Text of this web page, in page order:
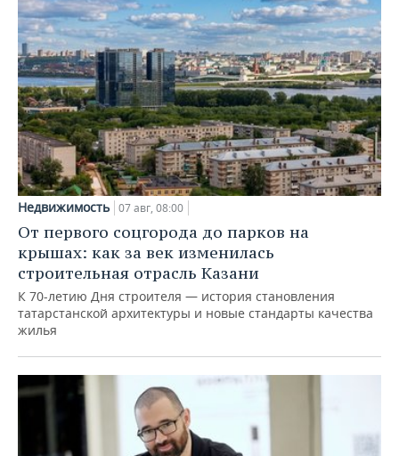
Недвижимость 07 авг, 08:00
От первого соцгорода до парков на
крышах: как за век изменилась
строительная отрасль Казани
К 70-летию Дня строителя — история становления
татарстанской архитектуры и новые стандарты качества
жилья